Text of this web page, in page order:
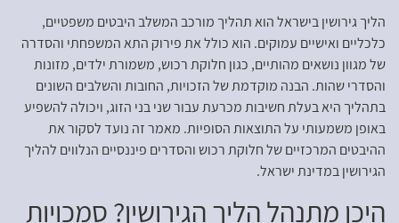
הליך גירושין בישראל הוא תהליך מורכב המשלב היבטים משפטיים,
כלכליים ואישיים עמוקים. הוא כולל את פירוק התא המשפחתי והסדרה
של מגוון נושאים מהותיים, כגון חלוקת רכוש, משמורת ילדים, מזונות
והסדרי שהות. הבנה מוקדמת של הזכויות, החובות והשלבים השונים
בתהליך היא בעלת חשיבות מכרעת עבור שני בני הזוג, ויכולה להשפיע
באופן משמעותי על התוצאות הסופיות. מאמר זה נועד לסקור את
ההיבטים המרכזיים של חלוקת רכוש והסדרים פיננסיים הנלווים להליך
הגירושין במדינת ישראל.
היכן מתנהל הליך הגירושין? סמכויות